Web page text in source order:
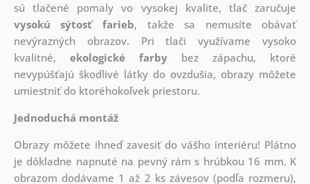
sú tlačené pomaly vo vysokej kvalite, tlač zaručuje
vysokú sýtosť farieb, takže sa nemusíte obávať
nevýrazných obrazov. Pri tlači využívame vysoko
kvalitné, ekologické farby bez zápachu, ktoré
nevypúšťajú škodlivé látky do ovzdušia, obrazy môžete
umiestniť do ktoréhokoľvek priestoru.
Jednoduchá montáž
Obrazy môžete ihneď zavesiť do vášho interiéru! Plátno
je dôkladne napnuté na pevný rám s hrúbkou 16 mm. K
obrazom dodávame 1 až 2 ks závesov (podľa rozmeru),